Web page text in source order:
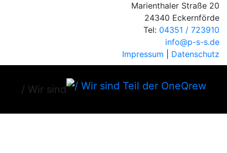
Marienthaler Straße 20
24340 Eckernförde
Tel: 04351 / 723910
info@p-s-s.de
Impressum
Datenschutz
/ Wir sind